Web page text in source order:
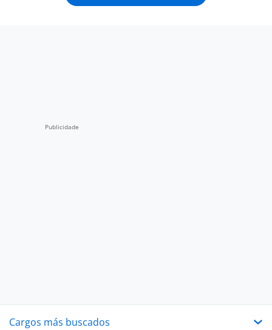
Cargos más buscados